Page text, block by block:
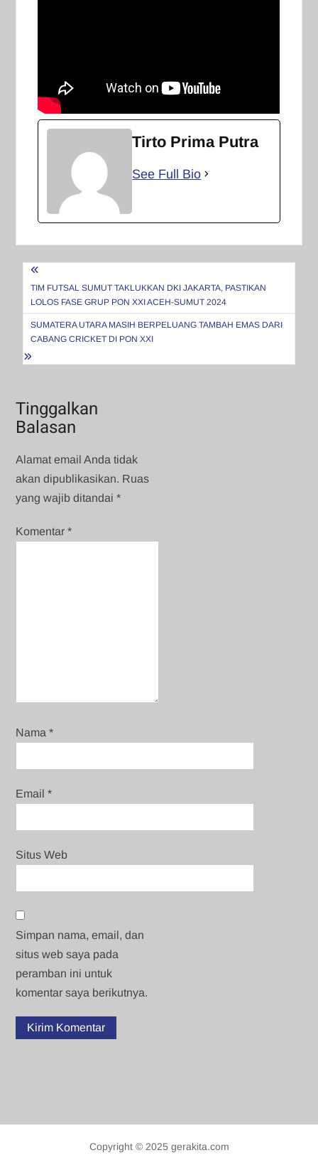
Tirto Prima Putra
See Full Bio
Navigasi
pos
TIM FUTSAL SUMUT TAKLUKKAN DKI JAKARTA, PASTIKAN
LOLOS FASE GRUP PON XXI ACEH-SUMUT 2024
SUMATERA UTARA MASIH BERPELUANG TAMBAH EMAS DARI
CABANG CRICKET DI PON XXI
Tinggalkan
Balasan
Alamat email Anda tidak
akan dipublikasikan. Ruas
yang wajib ditandai*
Komentar*
Nama*
Email*
Situs Web
Simpan nama, email, dan
situs web saya pada
peramban ini untuk
komentar saya berikutnya.
Copyright © 2025 gerakita.com